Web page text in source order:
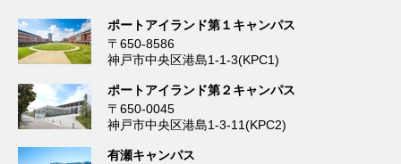
ポートアイランド第１キャンパス
〒650-8586
神戸市中央区港島1-1-3(KPC1)
ポートアイランド第２キャンパス
〒650-0045
神戸市中央区港島1-3-11(KPC2)
有瀬キャンパス